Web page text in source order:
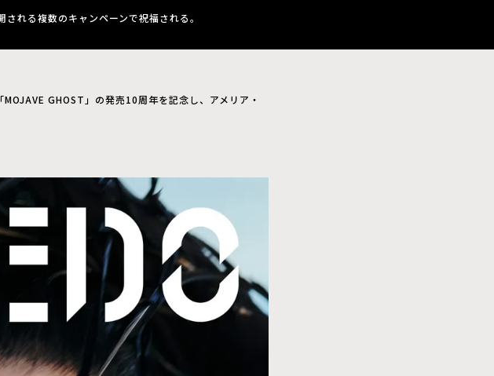
される複数のキャンペーンで祝福される。
GHOST」の発売10周年を記念し、アメリア・